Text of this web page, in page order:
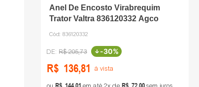
Anel De Encosto Virabrequim
Trator Valtra 836120332 Agco
Cód: 836120332
R$205,73 -30%
R$ 136,81 à vista